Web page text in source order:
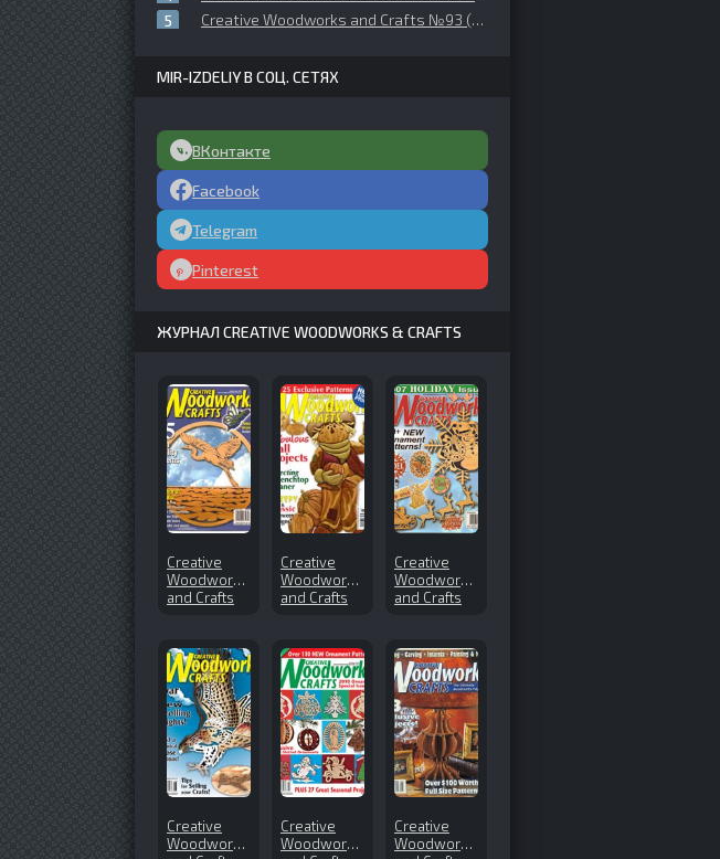
Creative Woodworks and Crafts №93 (2003-08)
MIR-IZDELIY В СОЦ. СЕТЯХ
ВКонтакте
Facebook
Telegram
Pinterest
ЖУРНАЛ CREATIVE WOODWORKS & CRAFTS
Creative
Woodworks
and Crafts
Creative
Woodworks
and Crafts
Creative
Woodworks
and Crafts
Holiday)
Creative
Woodworks
Creative
Woodworks
Creative
Woodworks